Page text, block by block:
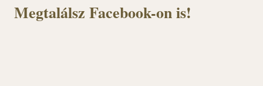
Megtalálsz Facebook-on is!